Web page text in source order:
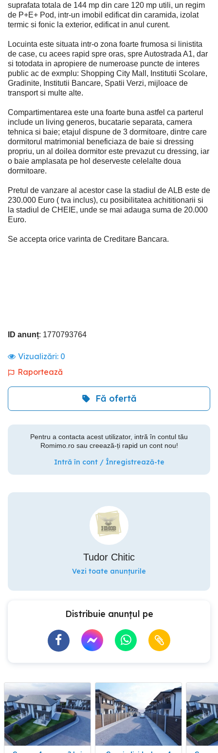
suprafata totala de 144 mp din care 120 mp utili, un regim
de P+E+ Pod, intr-un imobil edificat din caramida, izolat
termic si fonic la exterior, edificat in anul curent.
Locuinta este situata intr-o zona foarte frumosa si linistita
de case, cu acees rapid spre oras, spre Autostrada A1, dar
si totodata in apropiere de numeroase puncte de interes
public ac de exmplu: Shopping City Mall, Institutii Scolare,
Gradinite, Institutii Bancare, Spatii Verzi, mijloace de
transport si multe alte.
Compartimentarea este una foarte buna astfel ca parterul
include un living generos, bucatarie separata, camera
tehnica si baie; etajul dispune de 3 dormitoare, dintre care
dormitorul matrimonial beneficiaza de baie si dressing
propriu, un al doilea dormitor este prevazut cu dressing, iar
o baie amplasata pe hol deserveste celelalte doua
dormitoare.
Pretul de vanzare al acestor case la stadiul de ALB este de
230.000 Euro ( tva inclus), cu posibilitatea achititionarii si
la stadiul de CHEIE, unde se mai adauga suma de 20.000
Euro.
Se accepta orice varinta de Creditare Bancara.
ID anunț: 1770793764
Vizualizări: 0
Raportează
Fă ofertă
Pentru a contacta acest utilizator, intră în contul tău
Romimo.ro sau creează-ți rapid un cont nou!
Intră în cont / Înregistrează-te
Tudor Chitic
Vezi toate anunțurile
Distribuie anunțul pe